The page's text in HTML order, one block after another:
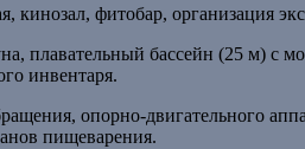
кинозал, фитобар, организация
плавательный бассейн (25 м) с
инвентаря.
опорно-двигательного
пищеварения.